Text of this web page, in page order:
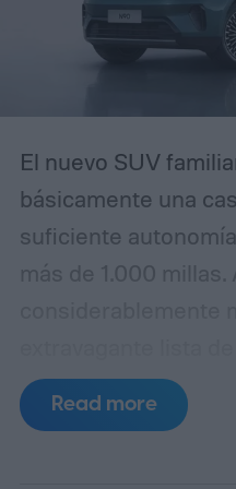
El nuevo SUV
básicamente una
suficiente
más de 1.000 millas.
sugerir. La empresa
oficialmente el
Read more